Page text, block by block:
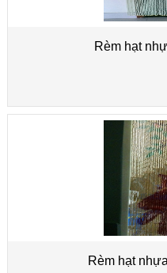
Rèm hạt
Rèm hạt